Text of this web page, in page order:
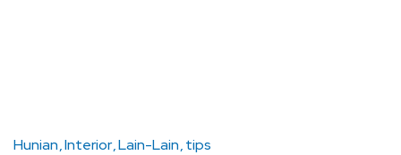
Hunian Interior Lain-Lain tips